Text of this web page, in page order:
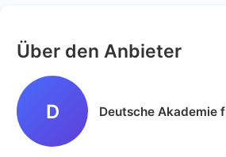
Über den Anbieter
D Deutsche Akademie